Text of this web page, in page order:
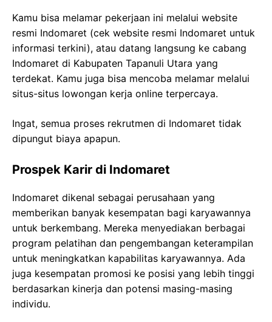
Kamu bisa melamar pekerjaan ini melalui website
resmi Indomaret (cek website resmi Indomaret untuk
informasi terkini), atau datang langsung ke cabang
Indomaret di Kabupaten Tapanuli Utara yang
terdekat. Kamu juga bisa mencoba melamar melalui
situs-situs lowongan kerja online terpercaya.
Ingat, semua proses rekrutmen di Indomaret tidak
dipungut biaya apapun.
Prospek Karir di Indomaret
Indomaret dikenal sebagai perusahaan yang
memberikan banyak kesempatan bagi karyawannya
untuk berkembang. Mereka menyediakan berbagai
program pelatihan dan pengembangan keterampilan
untuk meningkatkan kapabilitas karyawannya. Ada
juga kesempatan promosi ke posisi yang lebih tinggi
berdasarkan kinerja dan potensi masing-masing
individu.